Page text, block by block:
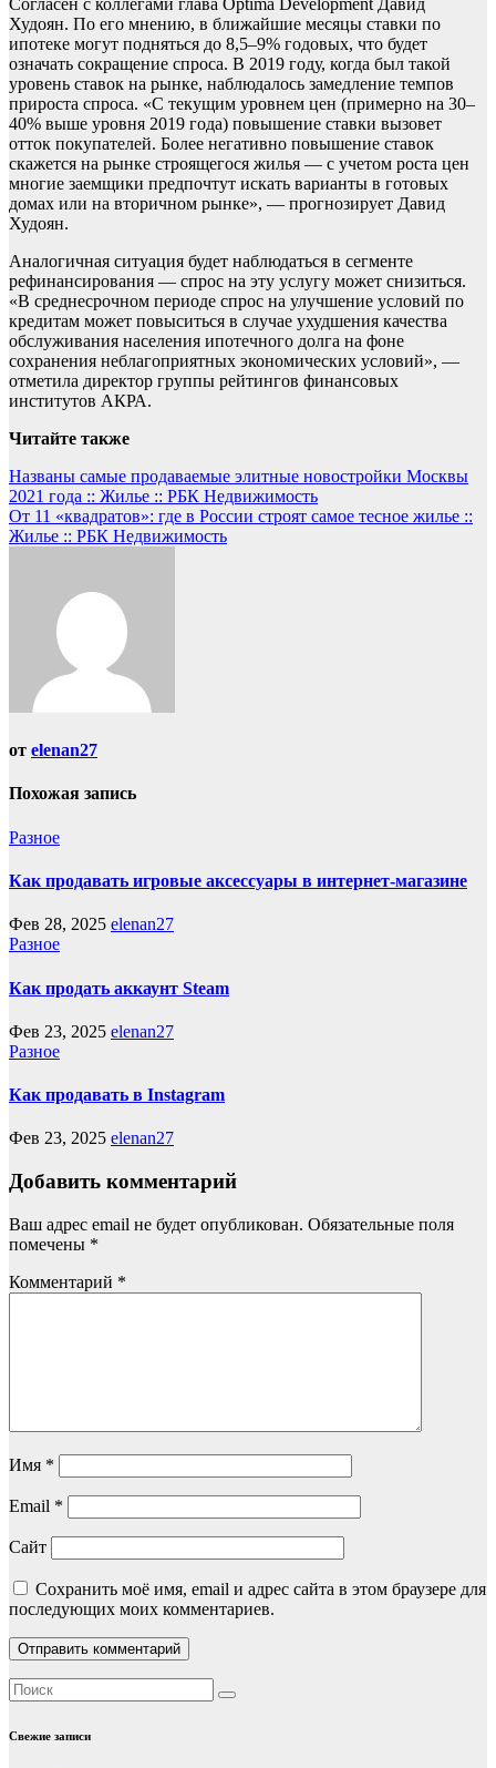
Согласен с коллегами глава Optima Development Давид
Худоян. По его мнению, в ближайшие месяцы ставки по
ипотеке могут подняться до 8,5–9% годовых, что будет
означать сокращение спроса. В 2019 году, когда был такой
уровень ставок на рынке, наблюдалось замедление темпов
прироста спроса. «С текущим уровнем цен (примерно на 30–
40% выше уровня 2019 года) повышение ставки вызовет
отток покупателей. Более негативно повышение ставок
скажется на рынке строящегося жилья — с учетом роста цен
многие заемщики предпочтут искать варианты в готовых
домах или на вторичном рынке», — прогнозирует Давид
Худоян.
Аналогичная ситуация будет наблюдаться в сегменте
рефинансирования — спрос на эту услугу может снизиться.
«В среднесрочном периоде спрос на улучшение условий по
кредитам может повыситься в случае ухудшения качества
обслуживания населения ипотечного долга на фоне
сохранения неблагоприятных экономических условий», —
отметила директор группы рейтингов финансовых
институтов АКРА.
Читайте также
Навигация
по
записям
Названы самые продаваемые элитные новостройки Москвы
2021 года :: Жилье :: РБК Недвижимость
От 11 «квадратов»: где в России строят самое тесное жилье ::
Жилье :: РБК Недвижимость
от elenan27
Похожая запись
Разное
Как продавать игровые аксессуары в интернет-магазине
Фев 28, 2025 elenan27
Разное
Как продать аккаунт Steam
Фев 23, 2025 elenan27
Разное
Как продавать в Instagram
Фев 23, 2025 elenan27
Добавить комментарий
Ваш адрес email не будет опубликован. Обязательные поля
помечены *
Комментарий *
Имя *
Email *
Сайт
Сохранить моё имя, email и адрес сайта в этом браузере для
последующих моих комментариев.
Свежие записи